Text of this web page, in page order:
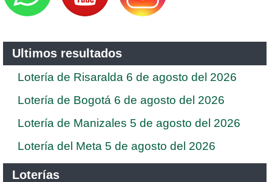
Ultimos resultados
Lotería de Risaralda 6 de agosto del 2026
Lotería de Bogotá 6 de agosto del 2026
Lotería de Manizales 5 de agosto del 2026
Lotería del Meta 5 de agosto del 2026
Loterías